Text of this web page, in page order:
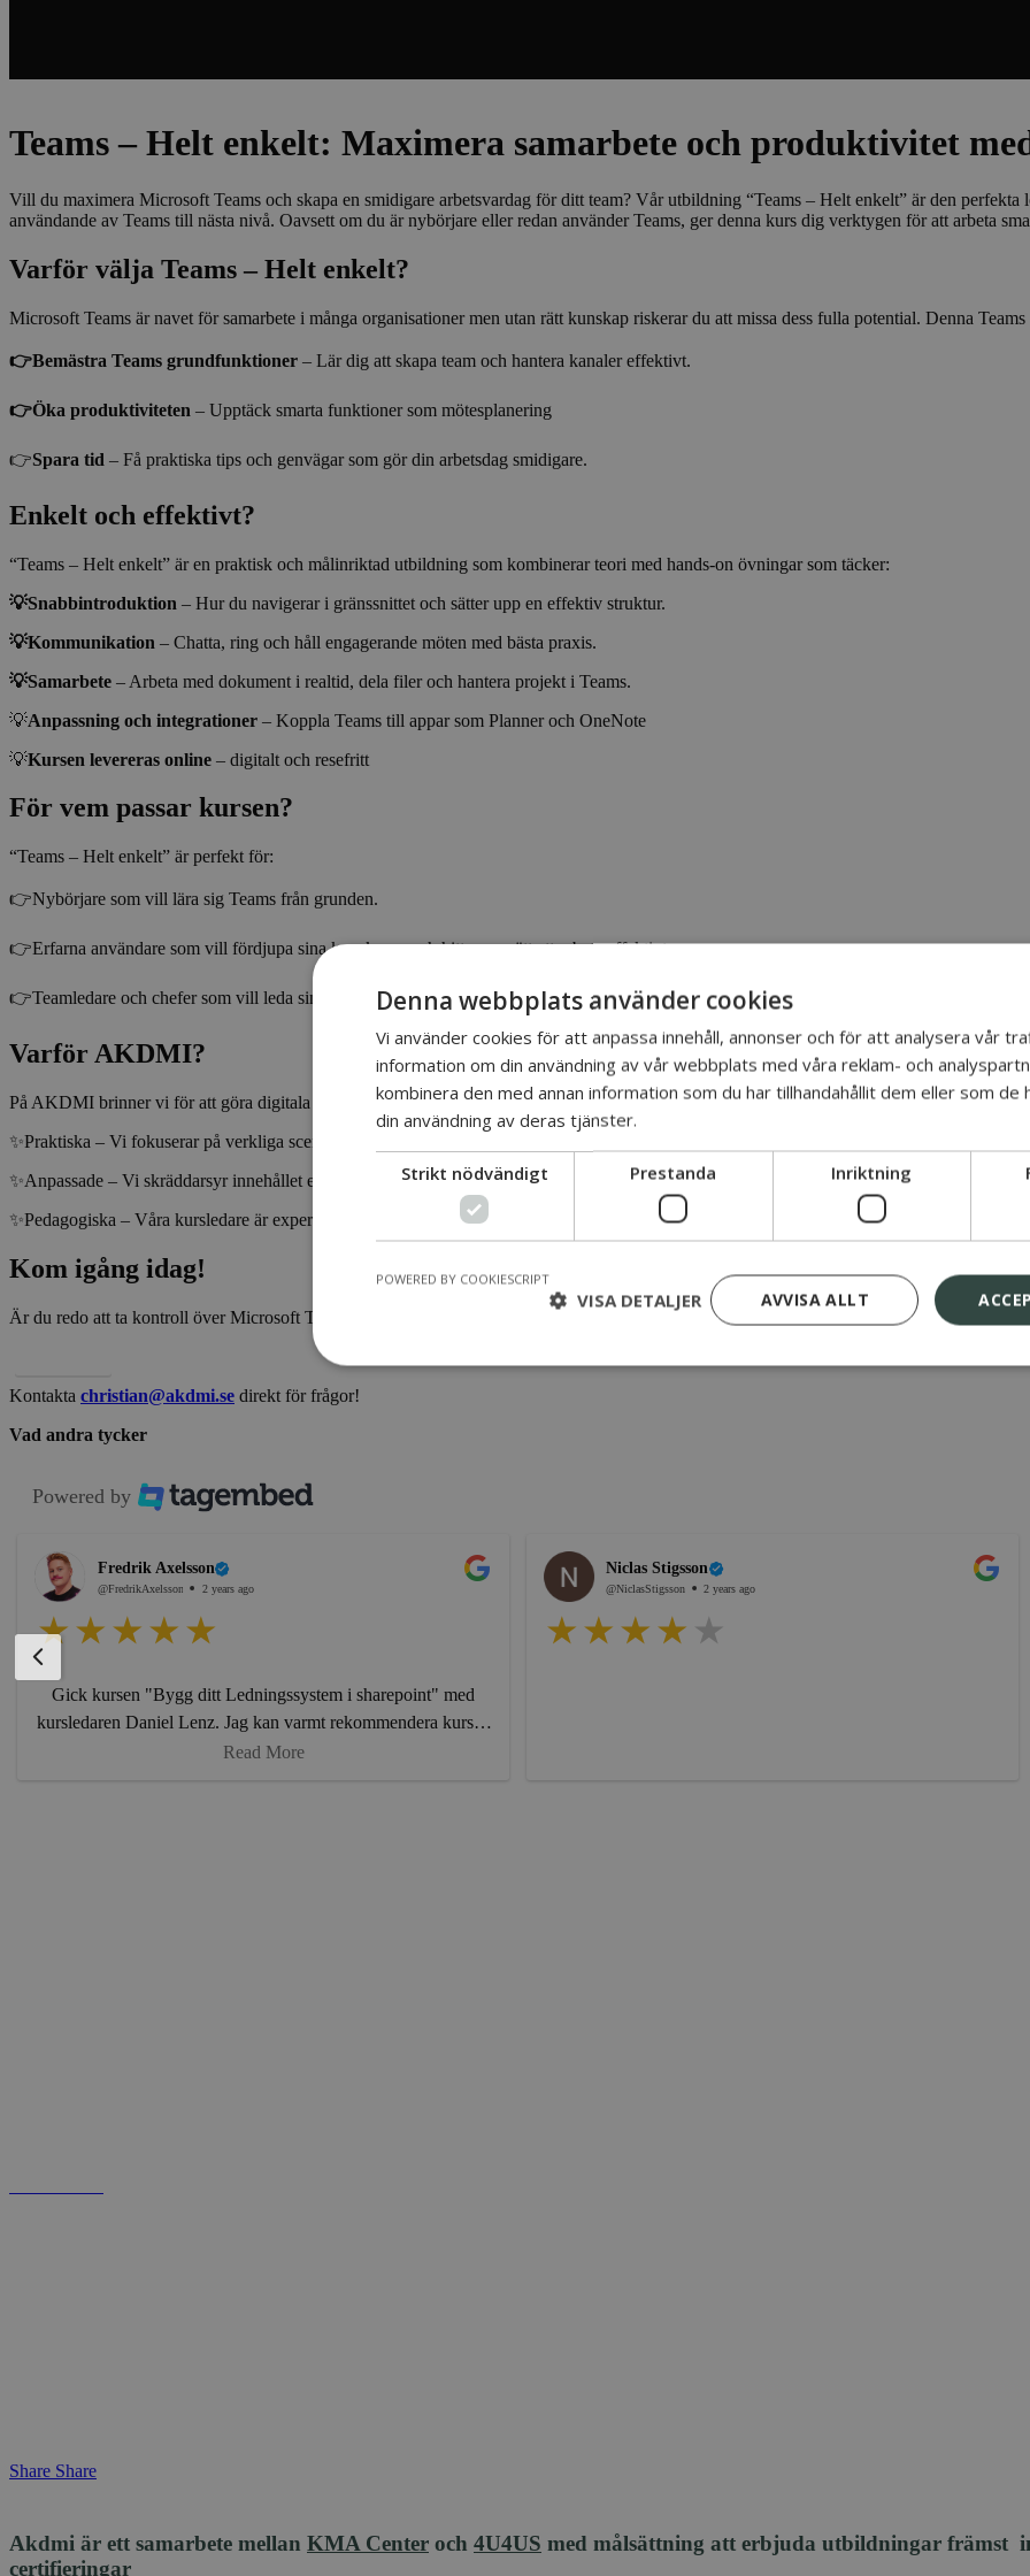
Teams – Helt enkelt: Maximera samarbete och produktivitet
Vill du maximera Microsoft Teams och skapa en smidigare arbetsvardag för ditt team? Vår utbildning “Teams – Helt enkelt” är den
användande av Teams till nästa nivå. Oavsett om du är nybörjare eller redan använder Teams, ger denna kurs dig verktygen för att arbeta
Varför välja Teams – Helt enkelt?
Microsoft Teams är navet för samarbete i många organisationer men utan rätt kunskap riskerar du att missa dess fulla potential. Denna
👉Bemästra Teams grundfunktioner – Lär dig att skapa team och hantera kanaler effektivt.
👉Öka produktiviteten – Upptäck smarta funktioner som mötesplanering
👉Spara tid – Få praktiska tips och genvägar som gör din arbetsdag smidigare.
Enkelt och effektivt?
“Teams – Helt enkelt” är en praktisk och målinriktad utbildning som kombinerar teori med hands-on övningar som täcker:
💡Snabbintroduktion – Hur du navigerar i gränssnittet och sätter upp en effektiv struktur.
💡Kommunikation – Chatta, ring och håll engagerande möten med bästa praxis.
💡Samarbete – Arbeta med dokument i realtid, dela filer och hantera projekt i Teams.
💡Anpassning och integrationer – Koppla Teams till appar som Planner och OneNote
💡Kursen levereras online – digitalt och resefritt
För vem passar kursen?
“Teams – Helt enkelt” är perfekt för:
👉Nybörjare som vill lära sig Teams från grunden.
👉Erfarna användare som vill fördjupa sina kunskaper och hitta nya sätt att arbeta effektivt.
👉Teamledare och chefer som vill leda sina grupper med Teams som verktyg.
Varför AKDMI?
På AKDMI brinner vi för att göra digitala verktyg enkla och tillgängliga. Våra utbildningar är alltid:
✨Praktiska – Vi fokuserar på verkliga scenarion som du kan tillämpa direkt.
✨Anpassade – Vi skräddarsyr innehållet efter din organisations behov.
✨Pedagogiska – Våra kursledare är experter på att förklara komplexa ämnen på ett enkelt sätt.
Kom igång idag!
Är du redo att ta kontroll över Microsoft Teams och skapa en mer produktiv arbetsplats? Kontakta oss för att boka din plats på “Teams –
Kontakta christian@akdmi.se direkt för frågor!
Vad andra tycker
Powered by
Fredrik Axelsson
@FredrikAxelsson 2 years ago
Gick kursen "Bygg ditt Ledningssystem i sharepoint" med
kursledaren Daniel Lenz. Jag kan varmt rekommendera kursen
för alla som arbetar i sharepoint. Den var väldigt omfattande
Read More
Niclas Stigsson
@NiclasStigsson 2 years ago
Share Share
Akdmi är ett samarbete mellan KMA Center och 4U4US med målsättning att erbjuda utbildningar främst
certifieringar
Denna webbplats använder cookies
Vi använder cookies för att anpassa innehåll, annonser och för att analysera vår
information om din användning av vår webbplats med våra reklam- och
kombinera den med annan information som du har tillhandahållit dem eller som de
din användning av deras tjänster.
Strikt nödvändigt Prestanda Inriktning
AVVISA ALLT
VISA DETALJER
POWERED BY COOKIESCRIPT